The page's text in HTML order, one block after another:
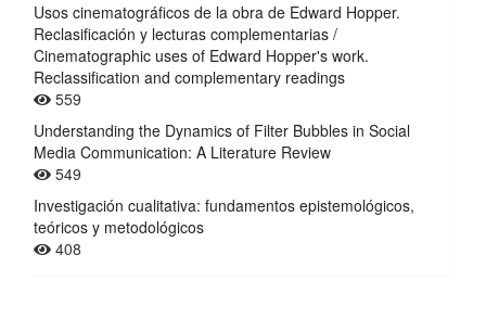
Usos cinematográficos de la obra de Edward Hopper.
Reclasificación y lecturas complementarias /
Cinematographic uses of Edward Hopper's work.
Reclassification and complementary readings
559
Understanding the Dynamics of Filter Bubbles in Social
Media Communication: A Literature Review
549
Investigación cualitativa: fundamentos epistemológicos,
teóricos y metodológicos
408